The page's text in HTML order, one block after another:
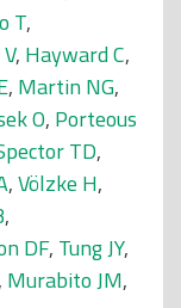
T,
, Hayward C,
, Martin NG,
O, Porteous
TD,
,Völzke H,
,
DF, Tung JY,
, Murabito JM,